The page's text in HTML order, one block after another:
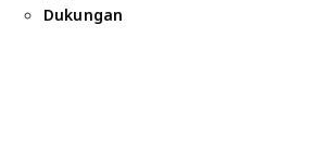
Dukungan